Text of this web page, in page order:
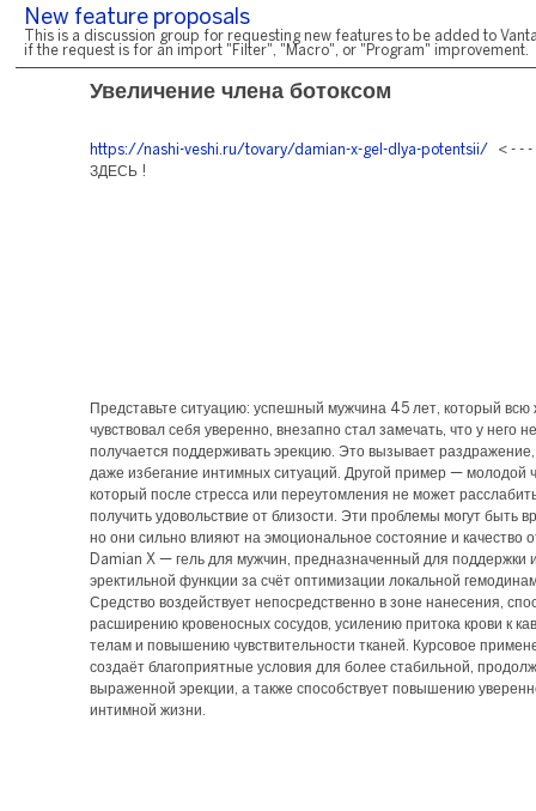
New feature proposals
This is a discussion group for requesting new features to be added to
if the request is for an import "Filter", "Macro", or "Program" improvement.
Увеличение члена ботоксом
https://nashi-veshi.ru/tovary/damian-x-gel-dlya-potentsii/ < - -
ЗДЕСЬ !
Представьте ситуацию: успешный мужчина 45 лет, который всю
чувствовал себя уверенно, внезапно стал замечать, что у него
получается поддерживать эрекцию. Это вызывает раздражение,
даже избегание интимных ситуаций. Другой пример — молодой
который после стресса или переутомления не может
получить удовольствие от близости. Эти проблемы могут быть
но они сильно влияют на эмоциональное состояние и качество
Damian X — гель для мужчин, предназначенный для поддержки
эректильной функции за счёт оптимизации локальной
Средство воздействует непосредственно в зоне нанесения,
расширению кровеносных сосудов, усилению притока крови к
телам и повышению чувствительности тканей. Курсовое
создаёт благоприятные условия для более стабильной,
выраженной эрекции, а также способствует повышению
интимной жизни.